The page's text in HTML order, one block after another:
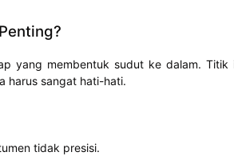
yang membentuk sudut ke dalam. Titik
harus sangat hati-hati.
tidak presisi.